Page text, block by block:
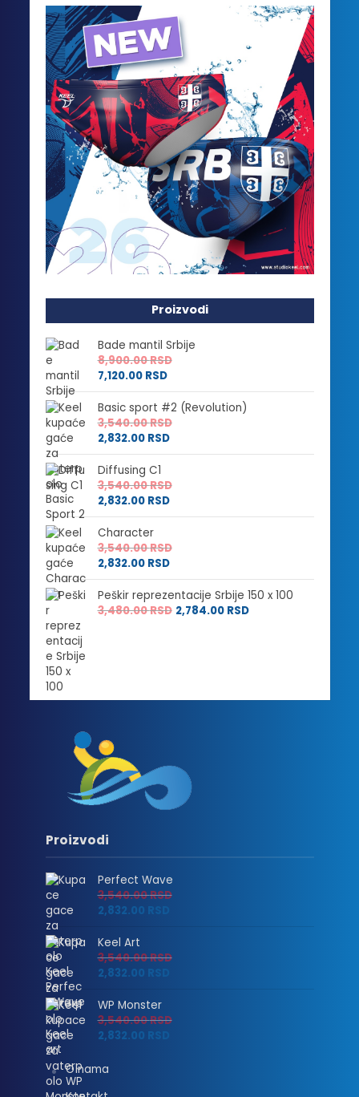
Proizvodi
Bade mantil Srbije
8,900.00RSD
7,120.00 RSD
Basic sport #2 (Revolution)
3,540.00RSD
2,832.00 RSD
Diffusing C1
3,540.00RSD
2,832.00 RSD
Character
3,540.00RSD
2,832.00 RSD
Peškir reprezentacije Srbije 150 x 100
3,480.00RSD 2,784.00 RSD
Proizvodi
Perfect Wave
3,540.00RSD
2,832.00 RSD
Keel Art
3,540.00RSD
2,832.00 RSD
WP Monster
3,540.00RSD
2,832.00 RSD
O nama